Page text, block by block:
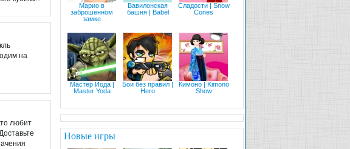
на
любит
Марио в
заброшенном
замке
Вавилонская
башня | Babel
Сладости | Snow
Cones
Мастер Йода |
Master Yoda
Бои без правил |
Hero
Кимоно | Kimono
Show
Новые игры